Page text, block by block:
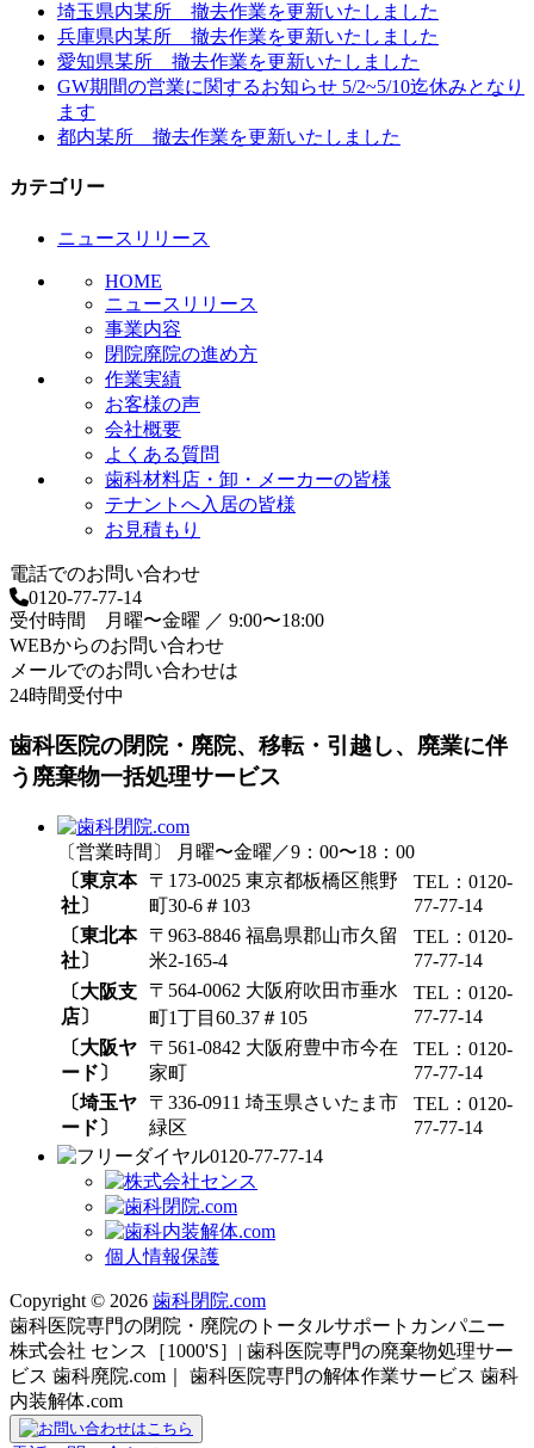
埼玉県内某所 撤去作業を更新いたしました
兵庫県内某所 撤去作業を更新いたしました
愛知県某所 撤去作業を更新いたしました
GW期間の営業に関するお知らせ 5/2~5/10迄休みとなり
ます
都内某所 撤去作業を更新いたしました
カテゴリー
ニュースリリース
HOME
ニュースリリース
事業内容
閉院廃院の進め方
作業実績
お客様の声
会社概要
よくある質問
歯科材料店・卸・メーカーの皆様
テナントへ入居の皆様
お見積もり
電話でのお問い合わせ
0120-77-77-14
受付時間 月曜〜金曜 ／ 9:00〜18:00
WEBからのお問い合わせ
メールでのお問い合わせは
24時間受付中
歯科医院の閉院・廃院、移転・引越し、廃業に伴
う廃棄物一括処理サービス
〔営業時間〕 月曜〜金曜／9：00〜18：00
〔東京本
社〕
〒173-0025 東京都板橋区熊野
町30-6＃103
TEL：0120-
77-77-14
〔東北本
社〕
〒963-8846 福島県郡山市久留
米2-165-4
TEL：0120-
77-77-14
〔大阪支
店〕
〒564-0062 大阪府吹田市垂水
町1丁目60₋37＃105
TEL：0120-
77-77-14
〔大阪ヤ
ード〕
〒561-0842 大阪府豊中市今在
家町
TEL：0120-
77-77-14
〔埼玉ヤ
ード〕
〒336-0911 埼玉県さいたま市
緑区
TEL：0120-
77-77-14
0120-77-77-14
個人情報保護
Copyright © 2026 歯科閉院.com
歯科医院専門の閉院・廃院のトータルサポートカンパニー
株式会社 センス［1000'S］| 歯科医院専門の廃棄物処理サー
ビス 歯科廃院.com｜ 歯科医院専門の解体作業サービス 歯科
内装解体.com